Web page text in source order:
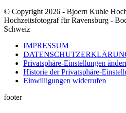
© Copyright 2026 - Bjoern Kuhle
Hochzeitsfotograf für Ravensburg -
Schweiz
IMPRESSUM
Privatsphäre-Einstellungen
Historie der Privatsphäre-
Einwilligungen widerrufen
footer